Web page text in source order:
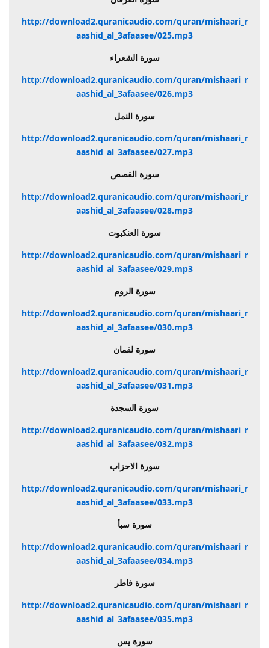
http://download2.quranicaudio.com/quran/mishaari_r
aashid_al_3afaasee/025.mp3
سورة الشعراء
http://download2.quranicaudio.com/quran/mishaari_r
aashid_al_3afaasee/026.mp3
سورة النمل
http://download2.quranicaudio.com/quran/mishaari_r
aashid_al_3afaasee/027.mp3
سورة القصص
http://download2.quranicaudio.com/quran/mishaari_r
aashid_al_3afaasee/028.mp3
سورة العنكبوت
http://download2.quranicaudio.com/quran/mishaari_r
aashid_al_3afaasee/029.mp3
سورة الروم
http://download2.quranicaudio.com/quran/mishaari_r
aashid_al_3afaasee/030.mp3
سورة لقمان
http://download2.quranicaudio.com/quran/mishaari_r
aashid_al_3afaasee/031.mp3
سورة السجدة
http://download2.quranicaudio.com/quran/mishaari_r
aashid_al_3afaasee/032.mp3
سورة الاحزاب
http://download2.quranicaudio.com/quran/mishaari_r
aashid_al_3afaasee/033.mp3
سورة سبأ
http://download2.quranicaudio.com/quran/mishaari_r
aashid_al_3afaasee/034.mp3
سورة فاطر
http://download2.quranicaudio.com/quran/mishaari_r
aashid_al_3afaasee/035.mp3
سورة يس